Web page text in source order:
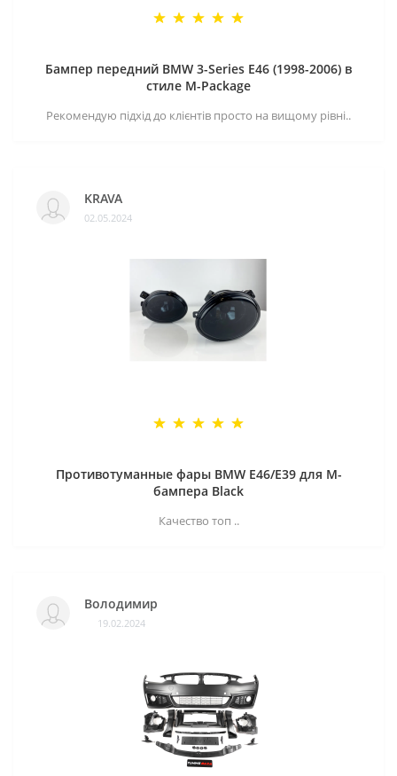
Бампер передний BMW 3-Series E46 (1998-2006) в
стиле M-Package
Рекомендую підхід до клієнтів просто на вищому рівні..
KRAVA
02.05.2024
Противотуманные фары BMW E46/E39 для M-
бампера Black
Качество топ ..
Володимир
19.02.2024